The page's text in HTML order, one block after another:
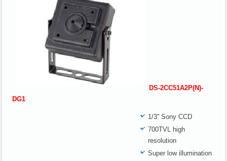
DS-2CC51A2P(N)-
DG1
1/3'' Sony CCD
700TVL high
resolution
Super low illumination